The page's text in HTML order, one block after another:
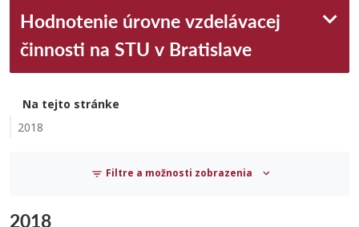
Hodnotenie úrovne vzdelávacej
činnosti na STU v Bratislave
Na tejto stránke
2018
Filtre a možnosti zobrazenia
2018